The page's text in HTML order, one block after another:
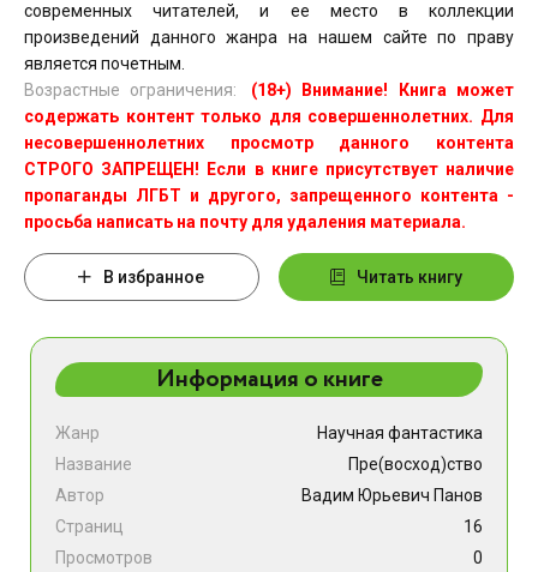
современных читателей, и ее место в коллекции
произведений данного жанра на нашем сайте по праву
является почетным.
Возрастные ограничения:
(18+) Внимание! Книга может
содержать контент только для совершеннолетних. Для
несовершеннолетних просмотр данного контента
СТРОГО ЗАПРЕЩЕН! Если в книге присутствует наличие
пропаганды ЛГБТ и другого, запрещенного контента -
просьба написать на почту для удаления материала.
В избранное Читать книгу
Информация о книге
Жанр
Научная фантастика
Название
Пре(восход)ство
Автор
Вадим Юрьевич Панов
Страниц
16
Просмотров
0